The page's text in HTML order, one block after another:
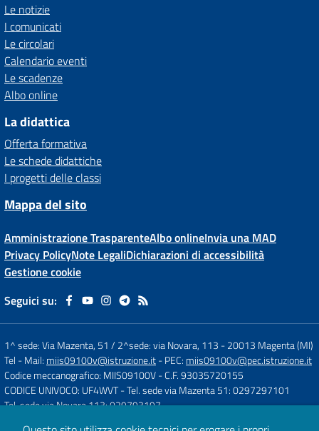
Le notizie
I comunicati
Le circolari
Calendario eventi
Le scadenze
Albo online
La didattica
Offerta formativa
Le schede didattiche
I progetti delle classi
Mappa del sito
Amministrazione TrasparenteAlbo onlineInvia una MAD
Privacy PolicyNote LegaliDichiarazioni di accessibilità
Gestione cookie
Seguici su:
1^ sede: Via Mazenta, 51 / 2^sede: via Novara, 113 -20013 Magenta (MI)
Tel - Mail: miis09100v@istruzione.it- PEC: miis09100v@pec.istruzione.it
Codice meccanografico: MIIS09100V- C.F. 93035720155
CODICE UNIVOCO: UF4WVT- Tel. sede via Mazenta 51: 0297297101
Tel. sede via Novara 113: 029793197